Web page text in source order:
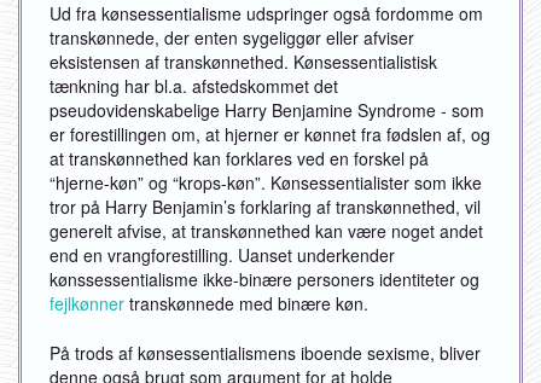
Ud fra kønsessentialisme udspringer også fordomme om
transkønnede, der enten sygeliggør eller afviser
eksistensen af transkønnethed. Kønsessentialistisk
tænkning har bl.a. afstedskommet det
pseudovidenskabelige Harry Benjamine Syndrome - som
er forestillingen om, at hjerner er kønnet fra fødslen af, og
at transkønnethed kan forklares ved en forskel på
“hjerne-køn” og “krops-køn”. Kønsessentialister som ikke
tror på Harry Benjamin’s forklaring af transkønnethed, vil
generelt afvise, at transkønnethed kan være noget andet
end en vrangforestilling. Uanset underkender
kønssessentialisme ikke-binære personers identiteter og
fejlkønnertranskønnede med binære køn.
På trods af kønsessentialismens iboende sexisme, bliver
denne også brugt som argument for at holde